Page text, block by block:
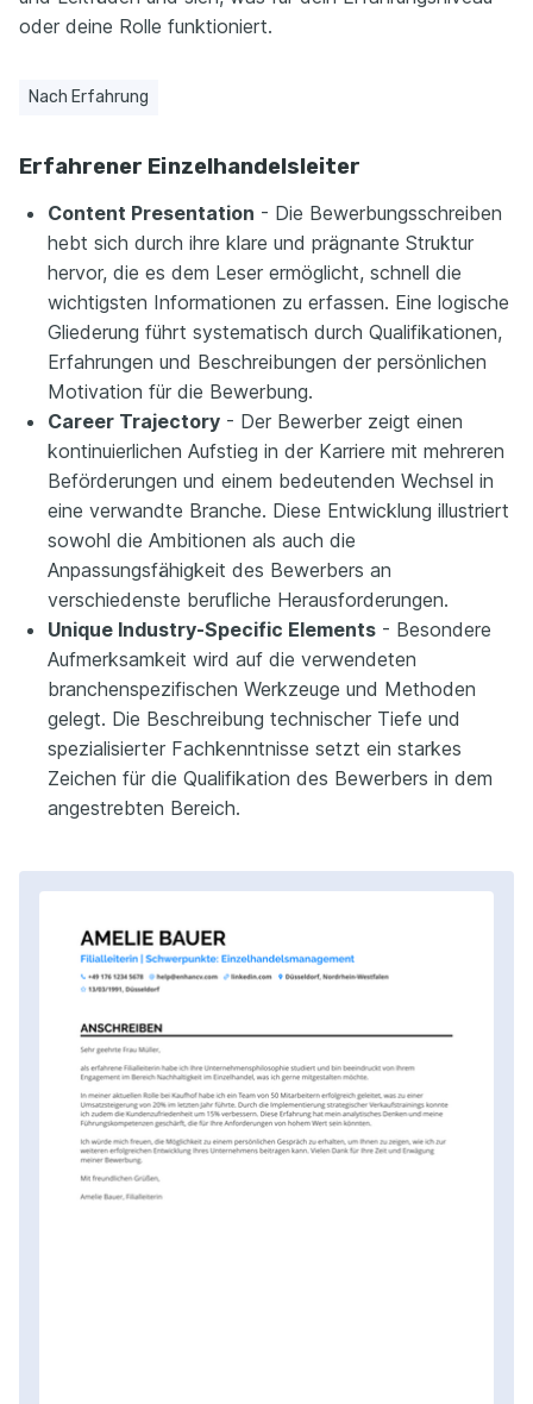
oder deine Rolle funktioniert.
Nach Erfahrung
Erfahrener Einzelhandelsleiter
Content Presentation - Die Bewerbungsschreiben
hebt sich durch ihre klare und prägnante Struktur
hervor, die es dem Leser ermöglicht, schnell die
wichtigsten Informationen zu erfassen. Eine logische
Gliederung führt systematisch durch Qualifikationen,
Erfahrungen und Beschreibungen der persönlichen
Motivation für die Bewerbung.
Career Trajectory - Der Bewerber zeigt einen
kontinuierlichen Aufstieg in der Karriere mit mehreren
Beförderungen und einem bedeutenden Wechsel in
eine verwandte Branche. Diese Entwicklung illustriert
sowohl die Ambitionen als auch die
Anpassungsfähigkeit des Bewerbers an
verschiedenste berufliche Herausforderungen.
Unique Industry-Specific Elements - Besondere
Aufmerksamkeit wird auf die verwendeten
branchenspezifischen Werkzeuge und Methoden
gelegt. Die Beschreibung technischer Tiefe und
spezialisierter Fachkenntnisse setzt ein starkes
Zeichen für die Qualifikation des Bewerbers in dem
angestrebten Bereich.